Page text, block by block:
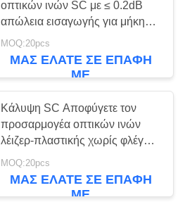
οπτικών ινών SC με ≤ 0.2dB
απώλεια εισαγωγής για μήκη
κύματος 1310-1550nm και
θερμοκρασία λειτουργίας -40
MOQ:20pcs
ΜΑΣ ΕΛΆΤΕ ΣΕ ΕΠΑΦΉ
ΜΕ
Κάλυψη SC Αποφύγετε τον
προσαρμογέα οπτικών ινών
λέιζερ-πλαστικής χωρίς φλέγγη
και οπτικό ζεύγη με απώλεια
εισαγωγής ≤ 0,2dB
MOQ:20pcs
ΜΑΣ ΕΛΆΤΕ ΣΕ ΕΠΑΦΉ
ΜΕ